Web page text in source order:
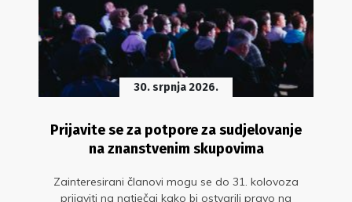
30. srpnja 2026.
Prijavite se za potpore za sudjelovanje
na znanstvenim skupovima
Zainteresirani članovi mogu se do 31. kolovoza
prijaviti na natječaj kako bi ostvarili pravo na